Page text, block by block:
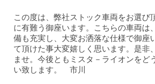
この度は、弊社ストック車両をお選び
に有難う御座います。こちらの車両は
備も充実し、大変お洒落な仕様で御座
て頂けた事大変嬉しく思います。是非
ませ。今後ともミスタ－ライオンをど
い致します。 市川